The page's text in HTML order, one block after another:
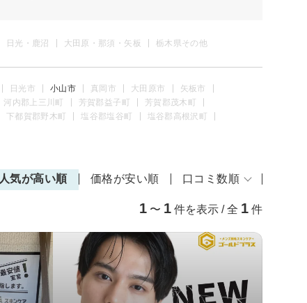
日光・鹿沼 大田原・那須・矢板 栃木県その他
日光市 小山市 真岡市 大田原市
矢板市
河内郡上三川町 芳賀郡益子町
芳賀郡茂木町
下都賀郡野木町 塩谷郡塩谷町
塩谷郡高根沢町
人気が高い順 価格が安い順 口コミ数順
1 〜 1 件を表示 / 全 1 件